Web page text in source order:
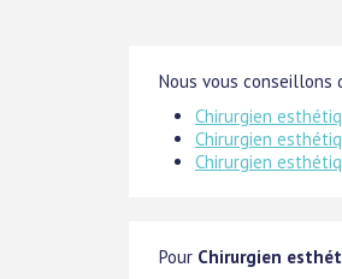
Nous vous
Chirurgien
Chirurgien
Chirurgien
Pour Chirurgien